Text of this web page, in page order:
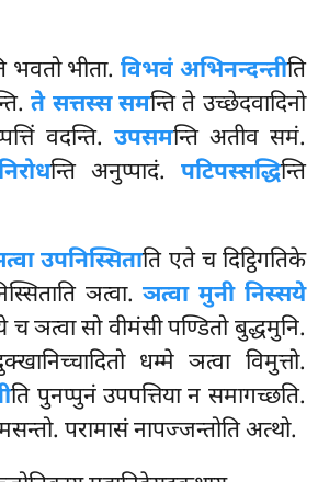
भवतो भीता.विभवं अभिनन्दन्तीति
ते सत्तस्स समन्ति ते उच्छेदवादिनो
वदन्ति. उपसमन्ति अतीव समं.
न्ति अनुप्पादं. पटिपस्सद्धिन्ति
उपनिस्सिताति एते च दिट्ठिगतिके
ञत्वा.ञत्वा मुनी निस्सये
च ञत्वा सो वीमंसी पण्डितो बुद्धमुनि.
धम्मे ञत्वा विमुत्तो.
ति पुनप्पुनं उपपत्तिया न समागच्छति.
परामासं नापज्जन्तोति अत्थो.